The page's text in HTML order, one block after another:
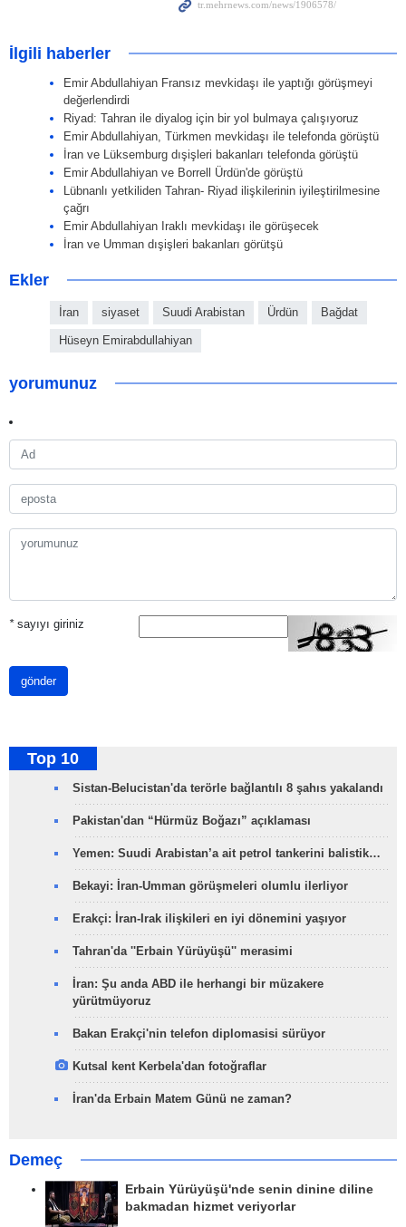
İlgili haberler
Emir Abdullahiyan Fransız mevkidaşı ile yaptığı görüşmeyi
değerlendirdi
Riyad: Tahran ile diyalog için bir yol bulmaya çalışıyoruz
Emir Abdullahiyan, Türkmen mevkidaşı ile telefonda görüştü
İran ve Lüksemburg dışişleri bakanları telefonda görüştü
Emir Abdullahiyan ve Borrell Ürdün'de görüştü
Lübnanlı yetkiliden Tahran- Riyad ilişkilerinin iyileştirilmesine
çağrı
Emir Abdullahiyan Iraklı mevkidaşı ile görüşecek
İran ve Umman dışişleri bakanları görütşü
Ekler
İran siyaset Suudi Arabistan Ürdün Bağdat
Hüseyn Emirabdullahiyan
yorumunuz
*sayıyı giriniz
gönder
Top 10
Sistan-Belucistan'da terörle bağlantılı 8 şahıs yakalandı
Pakistan'dan “Hürmüz Boğazı” açıklaması
Yemen: Suudi Arabistan’a ait petrol tankerini balistik…
Bekayi: İran-Umman görüşmeleri olumlu ilerliyor
Erakçi: İran-Irak ilişkileri en iyi dönemini yaşıyor
Tahran'da ''Erbain Yürüyüşü'' merasimi
İran: Şu anda ABD ile herhangi bir müzakere
yürütmüyoruz
Bakan Erakçi'nin telefon diplomasisi sürüyor
Kutsal kent Kerbela'dan fotoğraflar
İran'da Erbain Matem Günü ne zaman?
Demeç
Erbain Yürüyüşü'nde senin dinine diline
bakmadan hizmet veriyorlar